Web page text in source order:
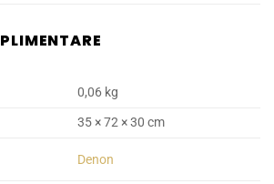
0,06 kg
35 × 72 × 30 cm
Denon